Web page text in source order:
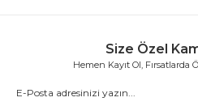
Size Özel
Hemen Kayıt Ol, Fırsatlarda